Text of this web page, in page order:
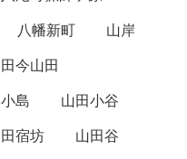
八幡新町
山岸
今山田
島
山田小谷
宿坊
山田谷